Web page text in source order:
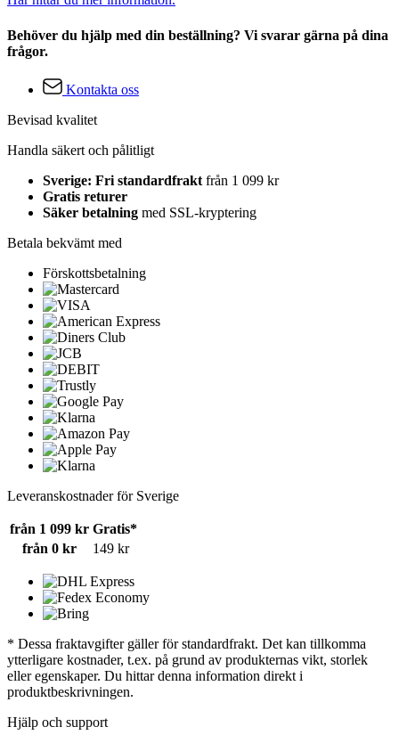
Behöver du hjälp med din beställning? Vi svarar gärna på dina
frågor.
Kontakta oss
Bevisad kvalitet
Handla säkert och pålitligt
Sverige: Fri standardfrakt från 1 099 kr
Gratis returer
Säker betalning med SSL-kryptering
Betala bekvämt med
Förskottsbetalning
Leveranskostnader för Sverige
från 1 099 kr Gratis*
från 0 kr
149 kr
* Dessa fraktavgifter gäller för standardfrakt. Det kan tillkomma
ytterligare kostnader, t.ex. på grund av produkternas vikt, storlek
eller egenskaper. Du hittar denna information direkt i
produktbeskrivningen.
Hjälp och support